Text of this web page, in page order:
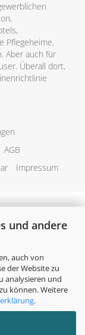
und andere
auch von
der Website zu
analysieren und
können. Weitere
.
Pflegeheime,
Aber auch für
Überall dort,
AGB
Impressum
nicht anders